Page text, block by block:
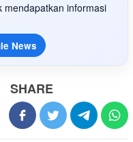
mendapatkan informasi
News
SHARE